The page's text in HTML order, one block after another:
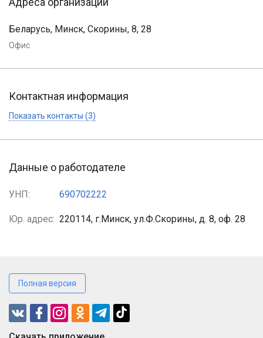
Беларусь, Минск, Скорины, 8, 28
Офис
Контактная информация
Показать контакты (3)
Данные о работодателе
УНП: 690702222
Юр. адрес: 220114, г.Минск, ул.Ф.Скорины, д. 8, оф. 28
Полная версия